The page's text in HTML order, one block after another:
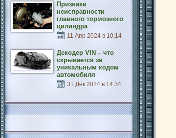
Признаки
неисправности
главного тормозного
цилиндра
11 Апр 2024 в 10:14
Декодер VIN – что
скрывается за
уникальным кодом
автомобиля
31 Дек 2024 в 14:34